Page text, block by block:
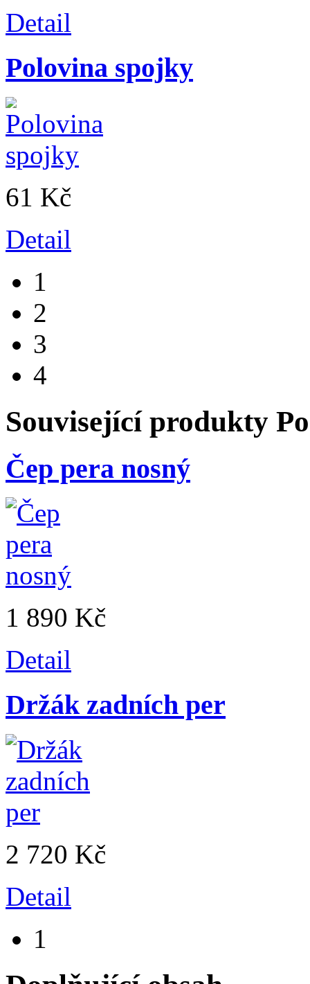
Detail
Polovina spojky
61 Kč
Detail
1
2
3
4
Související produkty
Čep pera nosný
1 890 Kč
Detail
Držák zadních per
2 720 Kč
Detail
1